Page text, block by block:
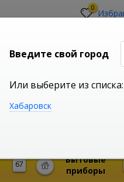
0
МАГАЗИН
67
Бытовые
приборы
Введите свой город
Или выберите из списка:
Хабаровск